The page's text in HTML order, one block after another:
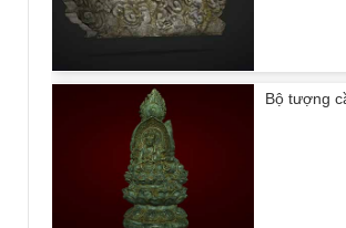
Bộ tượng